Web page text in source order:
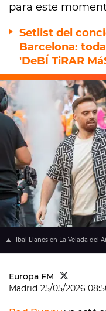
para este
Setlist del
Barcelona:
'DeBÍ TiRAR
Ibai Llanos en La Velada del
Europa FM
Madrid 25/05/2026